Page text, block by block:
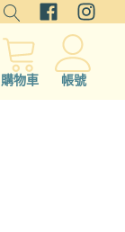
購物車 帳號